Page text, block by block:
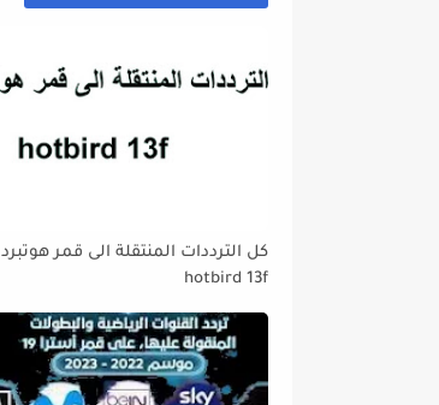
كل الترددات المنتقلة الى قمر هوتبرد
hotbird 13f